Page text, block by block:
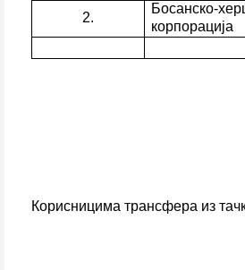
2.
Босанско-
корпорација
Корисницима трансфера из